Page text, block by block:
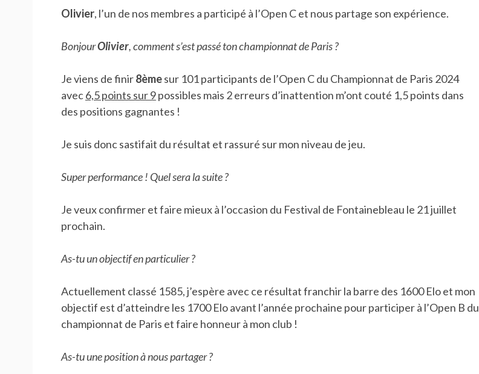
Olivier, l’un de nos membres a participé à l’Open C et nous partage son expérience.
BonjourOlivier, comment s’est passé ton championnat de Paris ?
Je viens de finir8èmesur 101 participants de l’Open C du Championnat de Paris 2024
avec6,5 points sur 9possibles mais 2 erreurs d’inattention m’ont couté 1,5 points dans
des positions gagnantes !
Je suis donc sastifait du résultat et rassuré sur mon niveau de jeu.
Super performance ! Quel sera la suite ?
Je veux confirmer et faire mieux à l’occasion du Festival de Fontainebleau le 21 juillet
prochain.
As-tu un objectif en particulier ?
Actuellement classé 1585, j’espère avec ce résultat franchir la barre des 1600 Elo et mon
objectif est d’atteindre les 1700 Elo avant l’année prochaine pour participer à l’Open B du
championnat de Paris et faire honneur à mon club !
As-tu une position à nous partager ?